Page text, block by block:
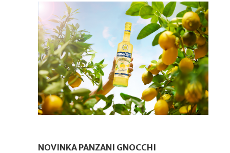
NOVINKA PANZANI GNOCCHI